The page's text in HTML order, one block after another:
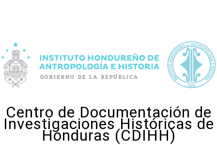
Centro de Documentación de
Investigaciones Históricas de
Honduras (CDIHH)